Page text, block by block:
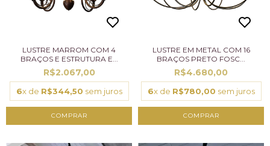
LUSTRE MARROM COM 4
BRAÇOS E ESTRUTURA E...
R$2.067,00
6x de R$344,50 sem juros
LUSTRE EM METAL COM 16
BRAÇOS PRETO FOSC...
R$4.680,00
6x de R$780,00 sem juros